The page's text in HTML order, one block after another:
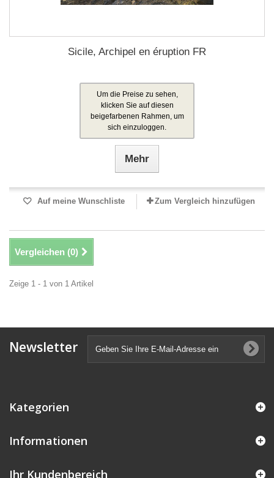
Sicile, Archipel en éruption FR
Um die Preise zu sehen,
klicken Sie auf diesen
beigefarbenen Rahmen, um
sich einzuloggen.
Mehr
Auf meine Wunschliste Zum Vergleich hinzufügen
Vergleichen (0)
Zeige 1 - 1 von 1 Artikel
Newsletter
Kategorien
Informationen
Ihr Kundenbereich